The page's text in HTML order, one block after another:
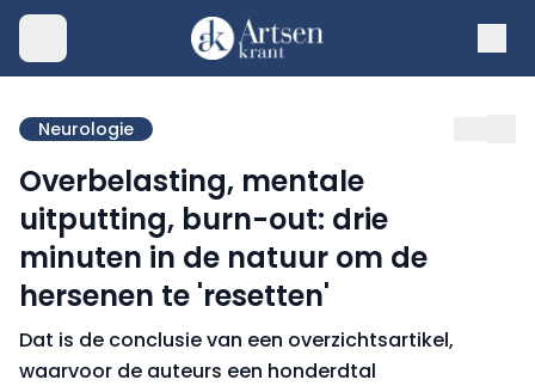
Neurologie
Overbelasting, mentale
uitputting, burn-out: drie
minuten in de natuur om de
hersenen te 'resetten'
Dat is de conclusie van een overzichtsartikel,
waarvoor de auteurs een honderdtal